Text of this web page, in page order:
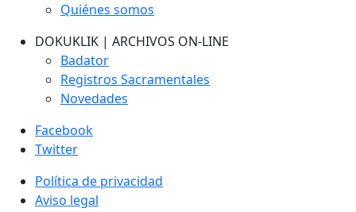
Quiénes somos
DOKUKLIK | ARCHIVOS ON-LINE
Badator
Registros Sacramentales
Novedades
Facebook
Twitter
Política de privacidad
Aviso legal